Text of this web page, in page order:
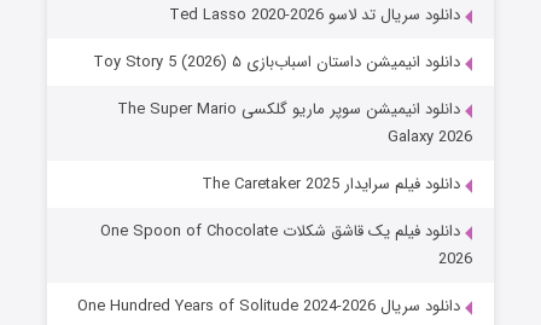
دانلود سریال تد لاسو Ted Lasso 2020-2026
دانلود انیمیشن داستان اسباب‌بازی ۵ Toy Story 5 (2026)
دانلود انیمیشن سوپر ماریو گلکسی The Super Mario
Galaxy 2026
دانلود فیلم سرایدار The Caretaker 2025
دانلود فیلم یک قاشق شکلات One Spoon of Chocolate
2026
دانلود سریال One Hundred Years of Solitude 2024-2026